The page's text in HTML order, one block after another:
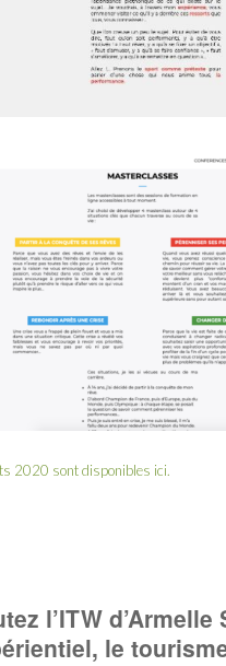
2020 sont disponibles ici.
l’ITW
le